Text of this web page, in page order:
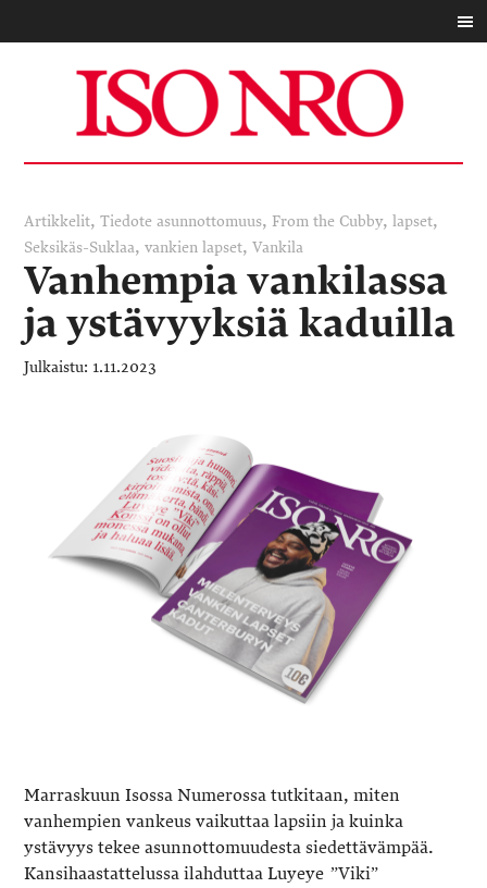
Artikkelit,Tiedote asunnottomuus, From the Cubby,lapset,
Seksikäs-Suklaa,vankien lapset,Vankila
Vanhempia vankilassa
ja ystävyyksiä kaduilla
1.11.2023
Marraskuun Isossa Numerossa tutkitaan, miten
vanhempien vankeus vaikuttaa lapsiin ja kuinka
ystävyys tekee asunnottomuudesta siedettävämpää.
Kansihaastattelussa ilahduttaa Luyeye ˮVikiˮ